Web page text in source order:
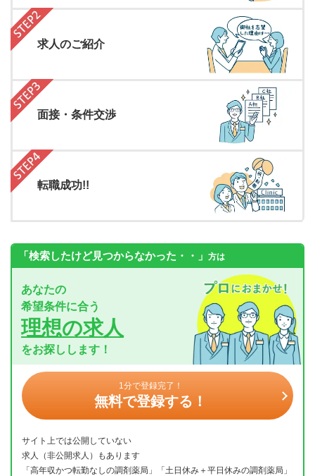
求人のご紹介
面接・条件交渉
転職成功!!
「検索したけど見つからなかった・・」 方は
あなたの
希望条件に合う
理想の求人
をお探しします！
1分で登録完了！
無料で登録する！
サイト上では公開していない
求人（非公開求人）もあります
「高年収かつ転勤なしの調剤薬局」「土日休み＋平日休みの調剤薬局」